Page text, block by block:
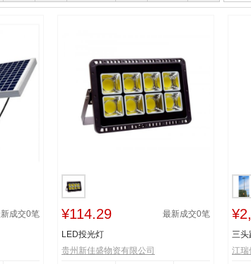
成交0笔 ¥114.29 最新成交0笔
LED投光灯
贵州新佳盛物资有限公司
三头
江瑞